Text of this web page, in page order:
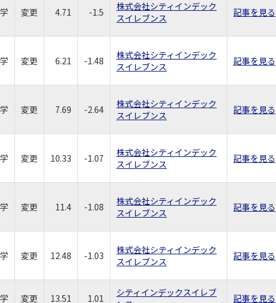
変更 4.71 -1.5
株式会社シティインデック
スイレブンス
記事を見る
変更 6.21 -1.48
株式会社シティインデック
スイレブンス
記事を見る
変更 7.69 -2.64
株式会社シティインデック
スイレブンス
記事を見る
変更 10.33 -1.07
株式会社シティインデック
スイレブンス
記事を見る
変更 11.4 -1.08
株式会社シティインデック
スイレブンス
記事を見る
変更 12.48 -1.03
株式会社シティインデック
スイレブンス
記事を見る
変更 13.51 1.01
シティインデックスイレブ
記事を見る